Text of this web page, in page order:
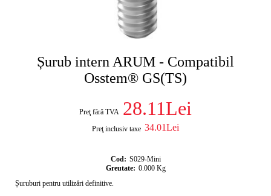
Șurub intern ARUM - Compatibil
Osstem® GS(TS)
Preţ fără TVA 28.11Lei
Preţ inclusiv taxe 34.01Lei
Cod: S029-Mini
Greutate: 0.000 Kg
Șuruburi pentru utilizări definitive.